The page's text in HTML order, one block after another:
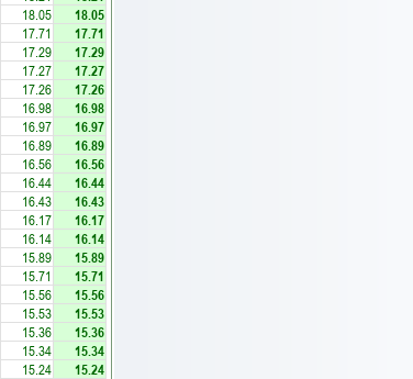
18.05 18.05
17.71 17.71
17.29 17.29
17.27 17.27
17.26 17.26
16.98 16.98
16.97 16.97
16.89 16.89
16.56 16.56
16.44 16.44
16.43 16.43
16.17 16.17
16.14 16.14
15.89 15.89
15.71 15.71
15.56 15.56
15.53 15.53
15.36 15.36
15.34 15.34
15.24
15.24